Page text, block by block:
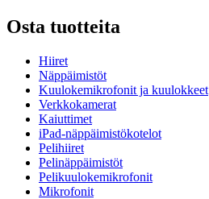
Osta tuotteita
Hiiret
Näppäimistöt
Kuulokemikrofonit ja kuulokkeet
Verkkokamerat
Kaiuttimet
iPad-näppäimistökotelot
Pelihiiret
Pelinäppäimistöt
Pelikuulokemikrofonit
Mikrofonit